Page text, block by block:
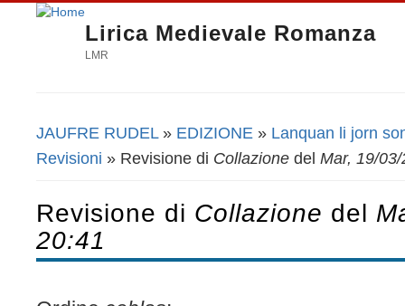
Lirica Medievale Romanza
LMR
Tu sei qui
JAUFRE RUDEL » EDIZIONE » Lanquan li jorn
Revisioni » Revisione di Collazione del Mar, 19/
Revisione di Collazione del
20:41